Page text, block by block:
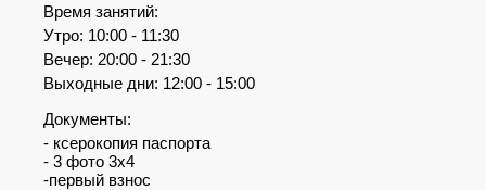
Время занятий:
Утро: 10:00 - 11:30
Вечер: 20:00 - 21:30
Выходные дни: 12:00 - 15:00
Документы:
- ксерокопия паспорта
- 3 фото 3х4
-первый взнос